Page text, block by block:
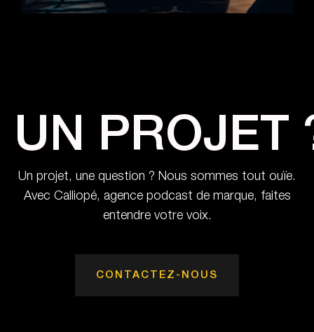
UN PROJET
Un projet, une question ? Nous sommes tout ouïe.
Avec Calliopé, agence podcast de marque, faites
entendre votre voix.
CONTACTEZ-NOUS